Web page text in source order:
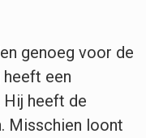
genoeg voor de
een
heeft de
Misschien loont